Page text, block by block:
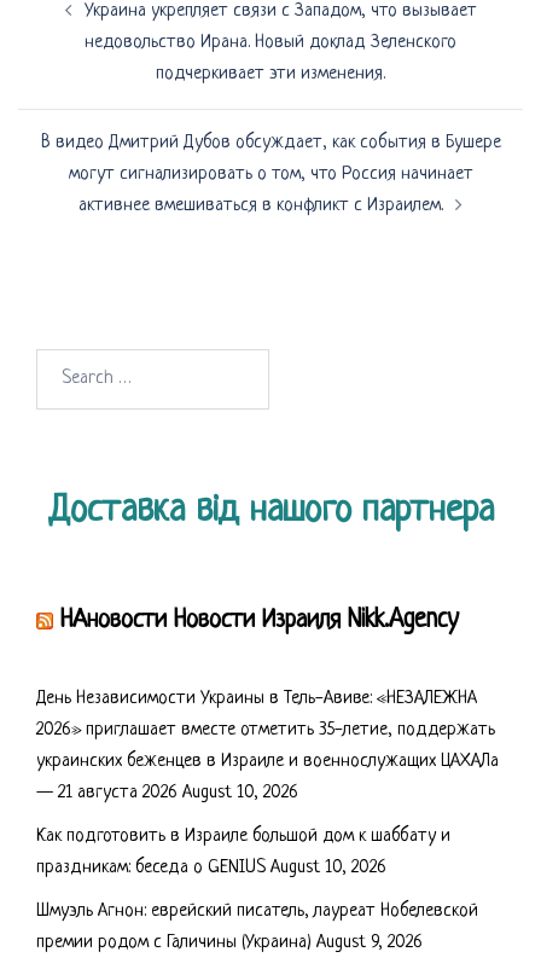
Украина укрепляет связи с Западом, что вызывает
недовольство Ирана. Новый доклад Зеленского
подчеркивает эти изменения.
В видео Дмитрий Дубов обсуждает, как события в Бушере
могут сигнализировать о том, что Россия начинает
активнее вмешиваться в конфликт с Израилем.
Доставка від нашого партнера
НАновости Новости Израиля Nikk.Agency
День Независимости Украины в Тель-Авиве: «НЕЗАЛЕЖНА
2026» приглашает вместе отметить 35-летие, поддержать
украинских беженцев в Израиле и военнослужащих ЦАХАЛа
— 21 августа 2026 August 10, 2026
Как подготовить в Израиле большой дом к шаббату и
праздникам: беседа о GENIUS August 10, 2026
Шмуэль Агнон: еврейский писатель, лауреат Нобелевской
премии родом с Галичины (Украина) August 9, 2026